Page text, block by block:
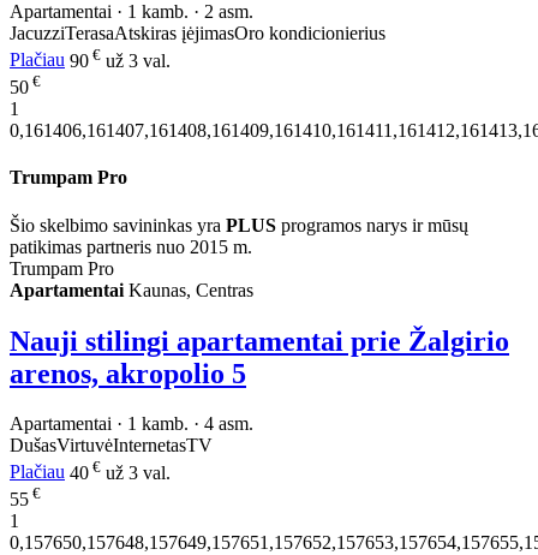
Apartamentai · 1 kamb. · 2 asm.
JacuzziTerasaAtskiras įėjimasOro kondicionierius
Plačiau 90 € už 3 val.
50 €
1
Trumpam Pro
Šio skelbimo savininkas yra PLUS programos narys ir mūsų
patikimas partneris nuo 2015 m.
Trumpam Pro
Apartamentai Kaunas, Centras
Nauji stilingi apartamentai prie Žalgirio
arenos, akropolio 5
Apartamentai · 1 kamb. · 4 asm.
DušasVirtuvėInternetasTV
Plačiau 40 € už 3 val.
55 €
1